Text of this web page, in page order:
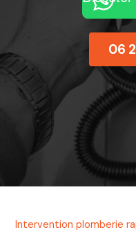
06
Intervention plomberie